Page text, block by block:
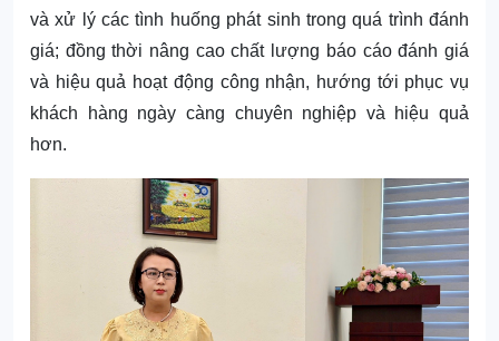
và xử lý các tình huống phát sinh trong quá trình đánh
giá; đồng thời nâng cao chất lượng báo cáo đánh giá
và hiệu quả hoạt động công nhận, hướng tới phục vụ
khách hàng ngày càng chuyên nghiệp và hiệu quả
hơn.